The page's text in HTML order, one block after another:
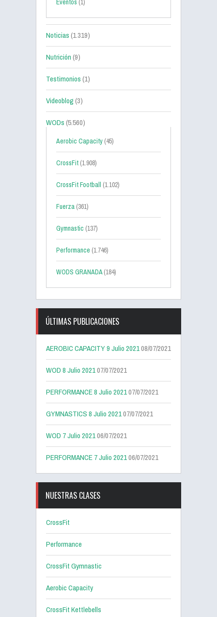
Eventos (1)
Noticias(1.319)
Nutrición(9)
Testimonios(1)
Videoblog(3)
WODs(5.560)
Aerobic Capacity (45)
CrossFit (1.908)
CrossFit Football (1.102)
Fuerza (361)
Gymnastic (137)
Performance (1.746)
WODS GRANADA(184)
ÚLTIMAS PUBLICACIONES
AEROBIC CAPACITY 9 Julio 202108/07/2021
WOD 8 Julio 202107/07/2021
PERFORMANCE 8 Julio 202107/07/2021
GYMNASTICS 8 Julio 202107/07/2021
WOD 7 Julio 202106/07/2021
PERFORMANCE 7 Julio 202106/07/2021
NUESTRAS CLASES
CrossFit
Performance
CrossFit Gymnastic
Aerobic Capacity
CrossFit Kettlebells